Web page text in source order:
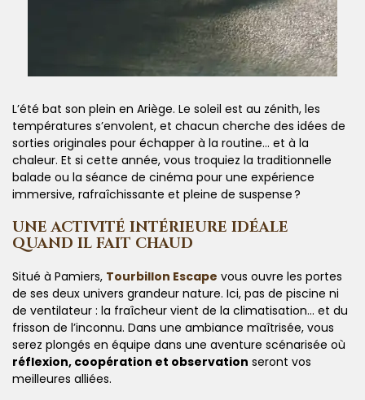
L’été bat son plein en Ariège. Le soleil est au zénith, les
températures s’envolent, et chacun cherche des idées de
sorties originales pour échapper à la routine… et à la
chaleur. Et si cette année, vous troquiez la traditionnelle
balade ou la séance de cinéma pour une expérience
immersive, rafraîchissante et pleine de suspense ?
UNE ACTIVITÉ INTÉRIEURE IDÉALE
QUAND IL FAIT CHAUD
Situé à Pamiers, Tourbillon Escape vous ouvre les portes
de ses deux univers grandeur nature. Ici, pas de piscine ni
de ventilateur : la fraîcheur vient de la climatisation… et du
frisson de l’inconnu. Dans une ambiance maîtrisée, vous
serez plongés en équipe dans une aventure scénarisée où
réflexion, coopération et observation seront vos
meilleures alliées.